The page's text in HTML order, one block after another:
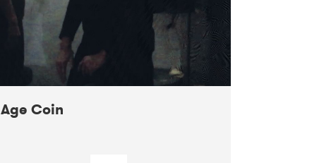
Age Coin